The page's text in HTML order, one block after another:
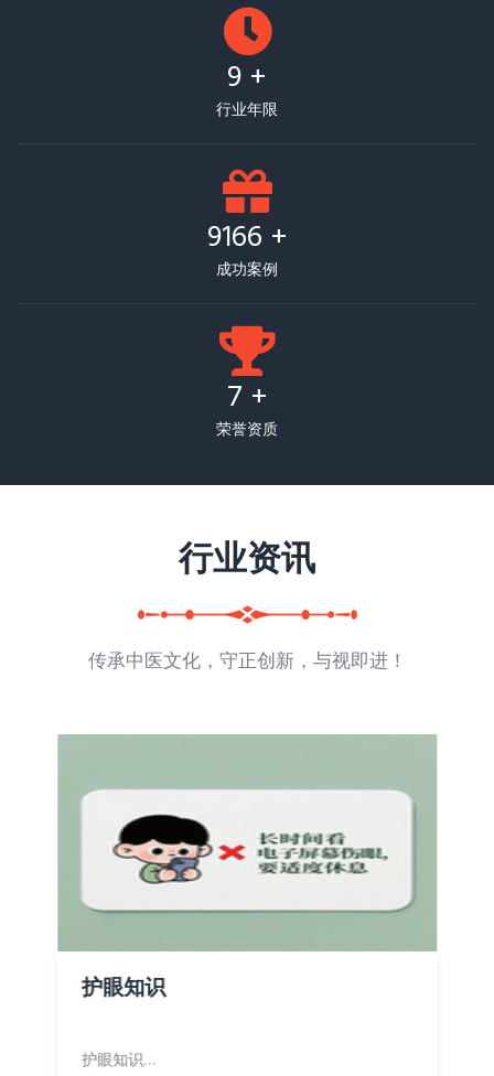
10 +
行业年限
10000 +
成功案例
8 +
荣誉资质
行业资讯
传承中医文化，守正创新，与视即进！
护眼知识
护眼知识…